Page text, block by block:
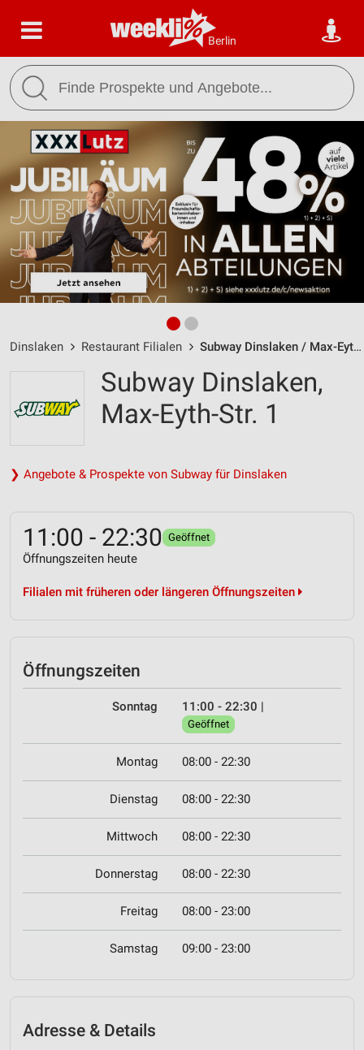
Berlin
Dinslaken Restaurant Filialen Subway Dinslaken / Max-Eyth-Str. 1 - Öffnungszeiten & Adresse
Subway Dinslaken,
Max-Eyth-Str. 1
❯ Angebote & Prospekte von Subway für Dinslaken
11:00 - 22:30 Geöffnet
Öffnungszeiten heute
Filialen mit früheren oder längeren Öffnungszeiten
Öffnungszeiten
Sonntag 11:00 - 22:30 |
Geöffnet
Montag 08:00 - 22:30
Dienstag 08:00 - 22:30
Mittwoch 08:00 - 22:30
Donnerstag 08:00 - 22:30
Freitag 08:00 - 23:00
Samstag 09:00 - 23:00
Adresse & Details